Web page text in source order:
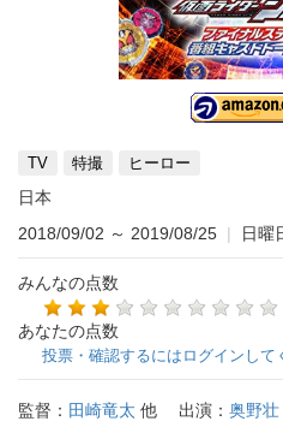
TV 特撮 ヒーロー
日本
2018/09/02 ～ 2019/08/25 | 日曜
みんなの点数
あなたの点数
投票・確認するにはログインして
監督： 田崎竜太 他 出演： 奥野壮